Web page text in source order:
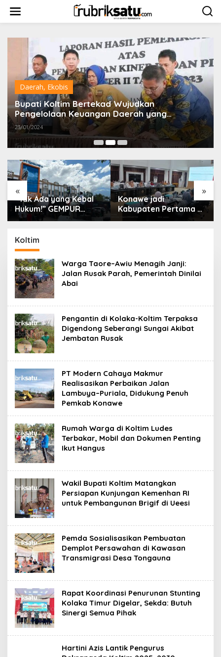
w
Daerah, Ekobis
Bupati Koltim Bertekad Wujudkan
Pengelolaan Keuangan Daerah yang
Berkualitas dan Transparan
23/01/2024
« »
“Tak Ada yang Kebal
Hukum!” GEMPUR
SULTRA Geruduk
Tanawali dan PT
Tadisangka, Siap
Kuasai Lahan Puuwatu
Konawe jadi
Kabupaten Pertama di
Sultra Miliki Aplikasi
Koltim
Warga Taore–Awiu Menagih Janji:
Jalan Rusak Parah, Pemerintah Dinilai
Abai
Pengantin di Kolaka-Koltim Terpaksa
Digendong Seberangi Sungai Akibat
Jembatan Rusak
PT Modern Cahaya Makmur
Realisasikan Perbaikan Jalan
Lambuya–Puriala, Didukung Penuh
Pemkab Konawe
Rumah Warga di Koltim Ludes
Terbakar, Mobil dan Dokumen Penting
Ikut Hangus
Wakil Bupati Koltim Matangkan
Persiapan Kunjungan Kemenhan RI
untuk Pembangunan Brigif di Ueesi
Pemda Sosialisasikan Pembuatan
Demplot Persawahan di Kawasan
Transmigrasi Desa Tongauna
Rapat Koordinasi Penurunan Stunting
Kolaka Timur Digelar, Sekda: Butuh
Sinergi Semua Pihak
Hartini Azis Lantik Pengurus